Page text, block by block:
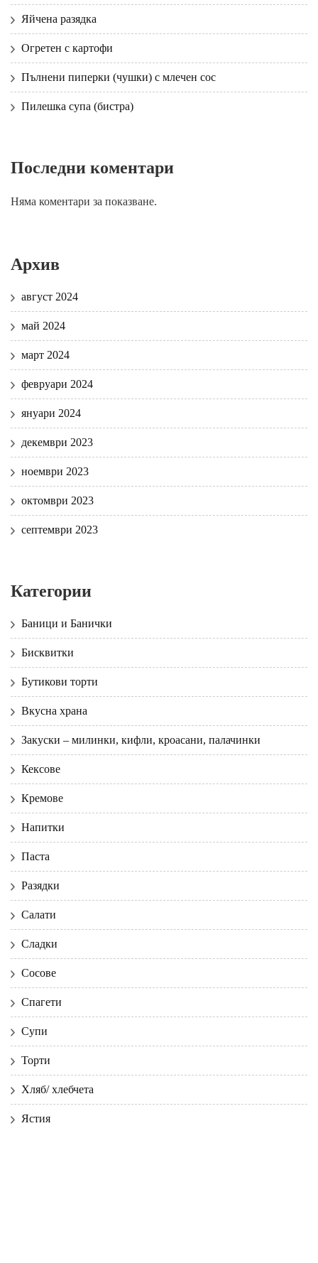
Яйчена разядка
Огретен с картофи
Пълнени пиперки (чушки) с млечен сос
Пилешка супа (бистра)
Последни коментари
Няма коментари за показване.
Архив
август 2024
май 2024
март 2024
февруари 2024
януари 2024
декември 2023
ноември 2023
октомври 2023
септември 2023
Категории
Баници и Банички
Бисквитки
Бутикови торти
Вкусна храна
Закуски – милинки, кифли, кроасани, палачинки
Кексове
Кремове
Напитки
Паста
Разядки
Салати
Сладки
Сосове
Спагети
Супи
Торти
Хляб/ хлебчета
Ястия